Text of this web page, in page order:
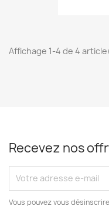
Affichage 1-4 de 4
Recevez nos
Vous pouvez vous